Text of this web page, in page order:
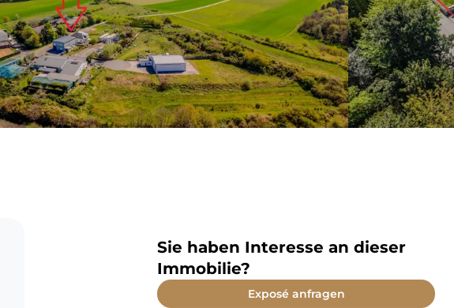
Sie haben Interesse an dieser
Immobilie?
Exposé anfragen